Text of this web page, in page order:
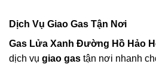
Dịch Vụ Giao Gas Tận Nơi
Gas Lửa Xanh Đường Hồ Hảo
dịch vụ giao gas tận nơi nhanh